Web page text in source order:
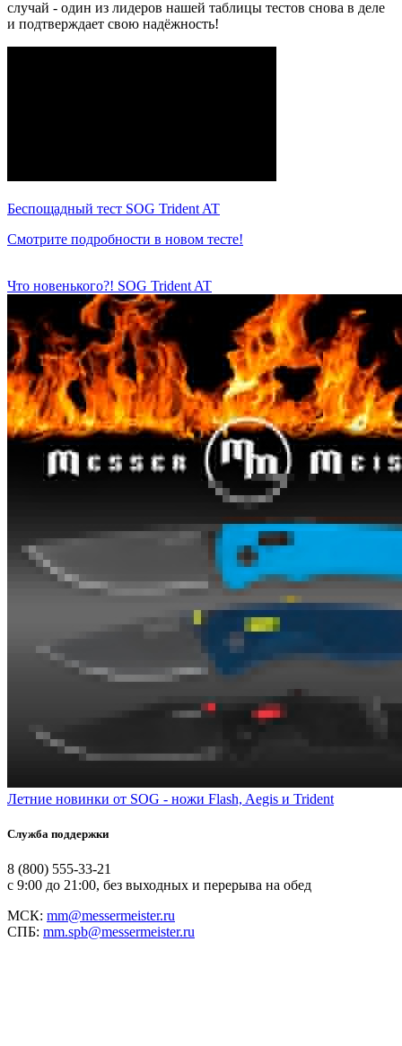
случай - один из лидеров нашей таблицы тестов снова в деле
и подтверждает свою надёжность!
Беспощадный тест SOG Trident AT
Смотрите подробности в новом тесте!
Что новенького?! SOG Trident AT
Летние новинки от SOG - ножи Flash, Aegis и Trident
Служба поддержки
8 (800) 555-33-21
с 9:00 до 21:00, без выходных и перерыва на обед
МСК: mm@messermeister.ru
СПБ: mm.spb@messermeister.ru